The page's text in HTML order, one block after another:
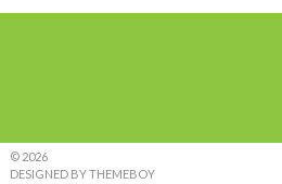
© 2026
DESIGNED BY THEMEBOY